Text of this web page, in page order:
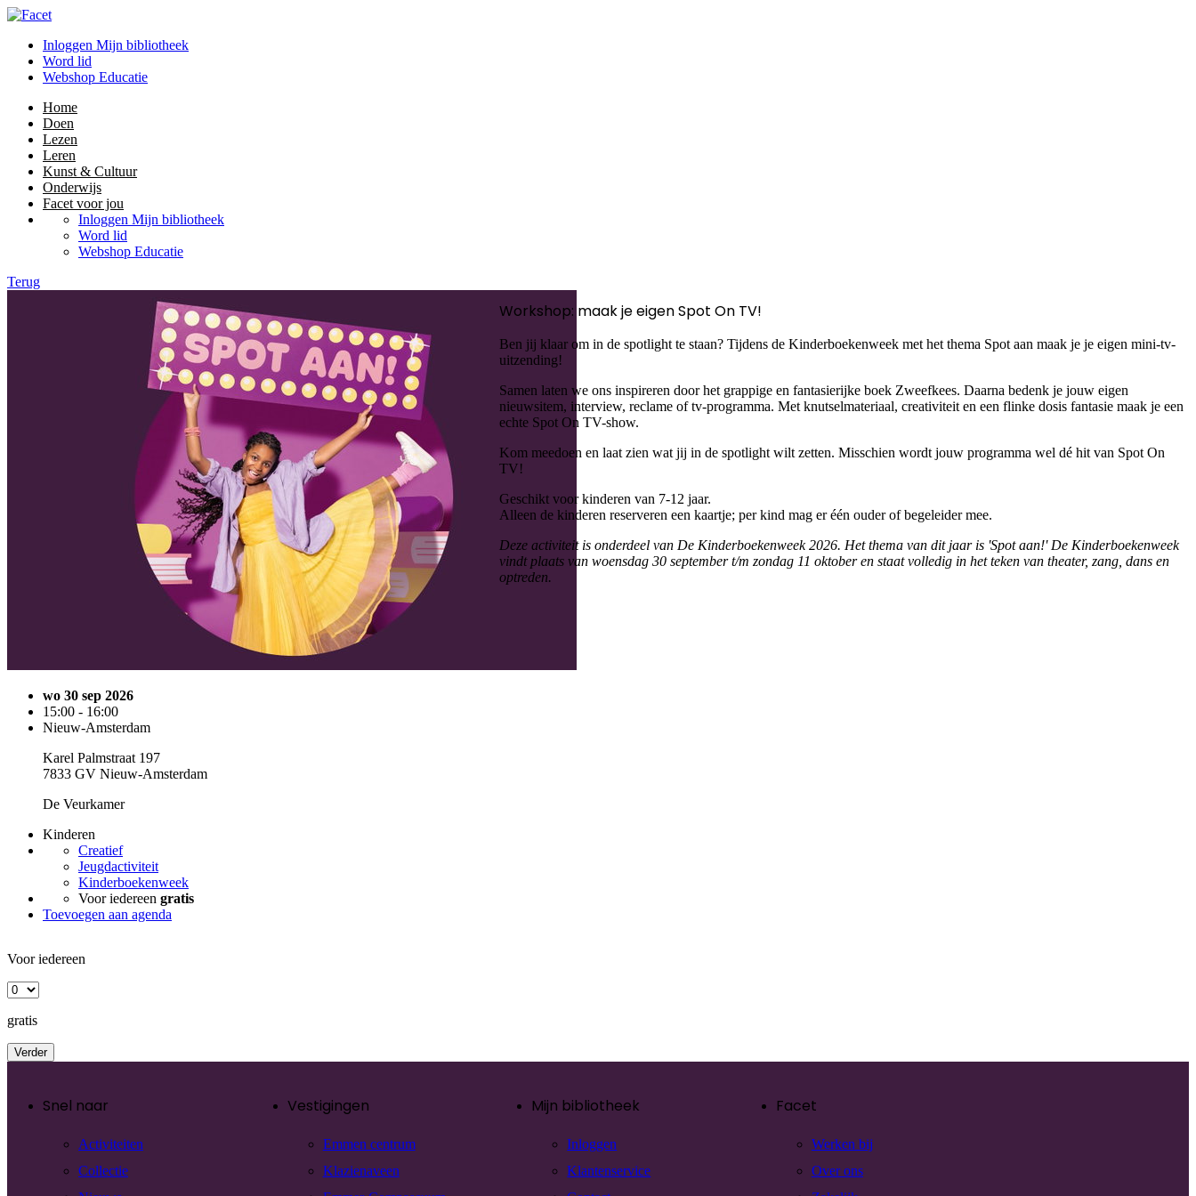
Inloggen Mijn bibliotheek
Word lid
Webshop Educatie
Home
Doen
Lezen
Leren
Kunst & Cultuur
Onderwijs
Facet voor jou
Inloggen Mijn bibliotheek
Word lid
Webshop Educatie
Terug
wo 30 sep 2026
15:00 - 16:00
Nieuw-Amsterdam
Karel Palmstraat 197
7833 GV Nieuw-Amsterdam
De Veurkamer
Kinderen
Creatief
Jeugdactiviteit
Kinderboekenweek
Voor iedereen gratis
Toevoegen aan agenda
Workshop: maak je eigen Spot On TV!
Ben jij klaar om in de spotlight te staan? Tijdens de Kinderboekenweek met het thema Spot aan maak je je eigen mini-tv-
uitzending!
Samen laten we ons inspireren door het grappige en fantasierijke boek Zweefkees. Daarna bedenk je jouw eigen
nieuwsitem, interview, reclame of tv-programma. Met knutselmateriaal, creativiteit en een flinke dosis fantasie maak je een
echte Spot On TV-show.
Kom meedoen en laat zien wat jij in de spotlight wilt zetten. Misschien wordt jouw programma wel dé hit van Spot On
TV!
Geschikt voor kinderen van 7-12 jaar.
Alleen de kinderen reserveren een kaartje; per kind mag er één ouder of begeleider mee.
Deze activiteit is onderdeel van De Kinderboekenweek 2026. Het thema van dit jaar is 'Spot aan!' De Kinderboekenweek
vindt plaats van woensdag 30 september t/m zondag 11 oktober en staat volledig in het teken van theater, zang, dans en
optreden.
Voor iedereen
gratis
Verder
Snel naar
Activiteiten
Collectie
Vestigingen
Emmen centrum
Klazienaveen
Mijn bibliotheek
Inloggen
Klantenservice
Facet
Werken bij
Over ons